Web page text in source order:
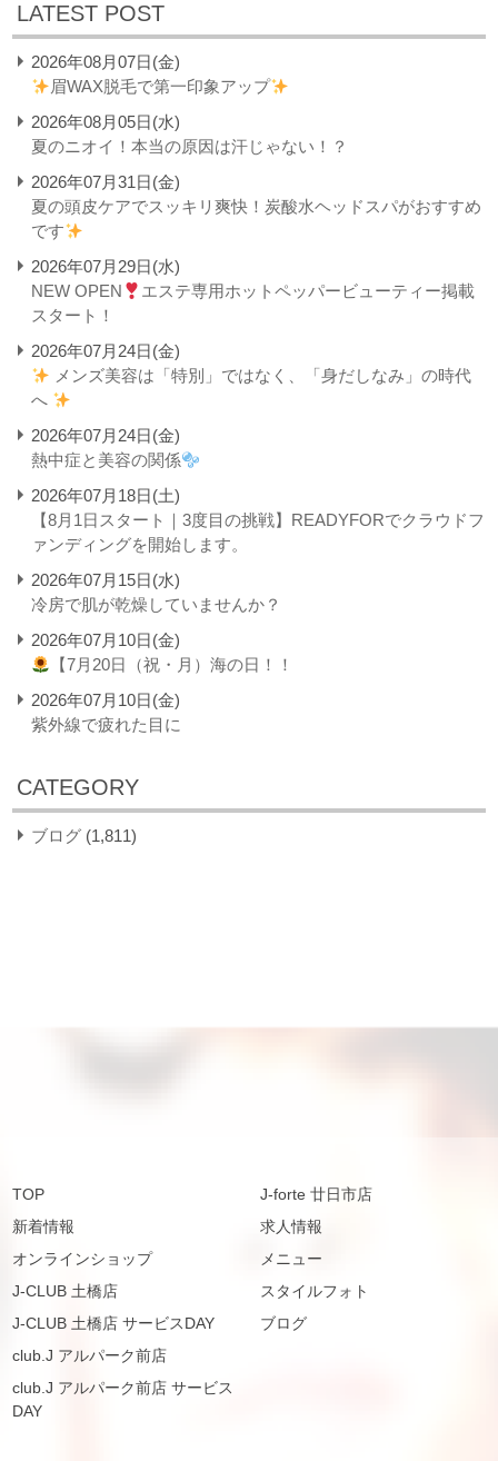
LATEST POST
2026年08月07日(金)
眉WAX脱毛で第一印象アップ
2026年08月05日(水)
夏のニオイ！本当の原因は汗じゃない！？
2026年07月31日(金)
夏の頭皮ケアでスッキリ爽快！炭酸水ヘッドスパがおすすめ
です
2026年07月29日(水)
NEW OPEN
エステ専用ホットペッパービューティー掲載
スタート！
2026年07月24日(金)
メンズ美容は「特別」ではなく、「身だしなみ」の時代
へ
2026年07月24日(金)
熱中症と美容の関係
2026年07月18日(土)
【8月1日スタート｜3度目の挑戦】READYFORでクラウドフ
ァンディングを開始します。
2026年07月15日(水)
冷房で肌が乾燥していませんか？
2026年07月10日(金)
【7月20日（祝・月）海の日！！
2026年07月10日(金)
紫外線で疲れた目に
CATEGORY
ブログ (1,811)
TOP
新着情報
オンラインショップ
J-CLUB 土橋店
J-CLUB 土橋店 サービスDAY
club.J アルパーク前店
club.J アルパーク前店 サービス
DAY
J-forte 廿日市店
求人情報
メニュー
スタイルフォト
ブログ